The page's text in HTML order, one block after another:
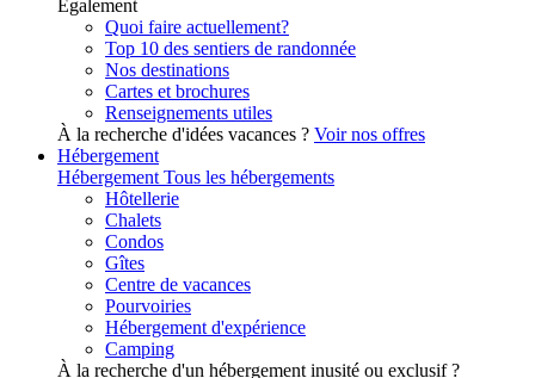
Également
Quoi faire actuellement?
Top 10 des sentiers de randonnée
Nos destinations
Cartes et brochures
Renseignements utiles
À la recherche d'idées vacances ? Voir nos offres
Hébergement
Hébergement Tous les hébergements
Hôtellerie
Chalets
Condos
Gîtes
Centre de vacances
Pourvoiries
Hébergement d'expérience
Camping
À la recherche d'un hébergement inusité ou exclusif ?